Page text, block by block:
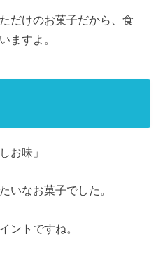
だけのお菓子だから、食
ますよ。
お味」
いなお菓子でした。
ントですね。